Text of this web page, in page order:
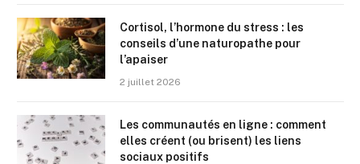
Cortisol, l’hormone du stress : les
conseils d’une naturopathe pour
l’apaiser
2 juillet 2026
Les communautés en ligne : comment
elles créent (ou brisent) les liens
sociaux positifs